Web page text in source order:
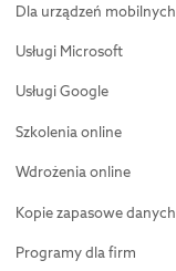
Dla urządzeń mobilnych
Usługi Microsoft
Usługi Google
Szkolenia online
Wdrożenia online
Kopie zapasowe danych
Programy dla firm